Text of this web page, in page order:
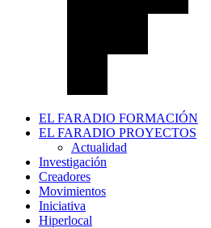
EL FARADIO FORMACIÓN
EL FARADIO PROYECTOS
Actualidad
Investigación
Creadores
Movimientos
Iniciativa
Hiperlocal